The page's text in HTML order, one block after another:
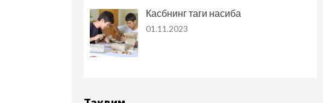
Касбнинг таги насиба
01.11.2023